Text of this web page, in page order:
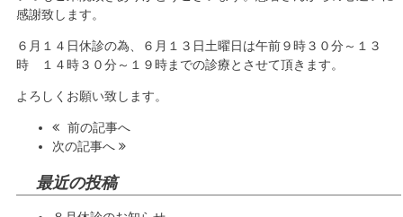
感謝致します。
６月１４日休診の為、６月１３日土曜日は午前９時３０分～１３
時 １４時３０分～１９時までの診療とさせて頂きます。
よろしくお願い致します。
前の記事へ
次の記事へ
最近の投稿